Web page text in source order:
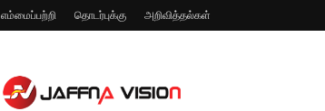
எம்மைப்பற்றி தொடர்புக்கு அறிவித்தல்கள்